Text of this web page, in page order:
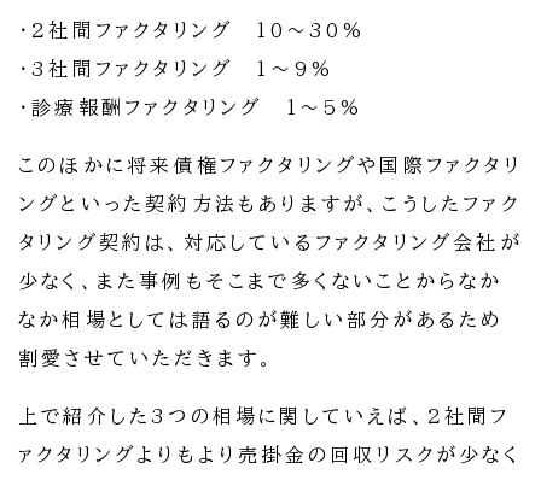
・2社間ファクタリング 10～30%
・3社間ファクタリング 1～9%
・診療報酬ファクタリング 1～5%
このほかに将来債権ファクタリングや国際ファクタリ
ングといった契約方法もありますが、こうしたファク
タリング契約は、対応しているファクタリング会社が
少なく、また事例もそこまで多くないことからなか
なか相場としては語るのが難しい部分があるため
割愛させていただきます。
上で紹介した3つの相場に関していえば、2社間フ
ァクタリングよりもより売掛金の回収リスクが少なく